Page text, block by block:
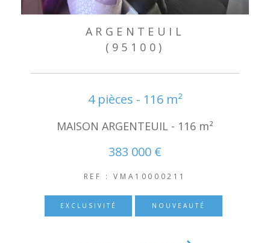
ARGENTEUIL
(95100)
4 pièces - 116 m²
MAISON ARGENTEUIL - 116 m²
383 000 €
REF : VMA10000211
EXCLUSIVITÉ NOUVEAUTÉ